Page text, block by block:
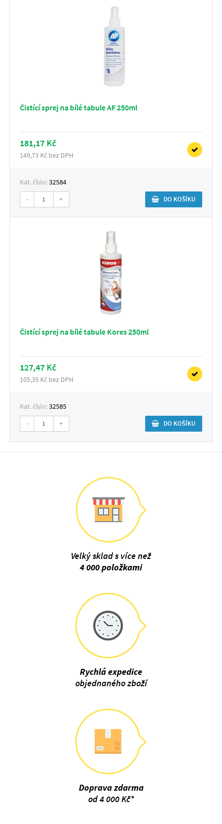
Čistící sprej na bílé tabule AF 250ml
181,17 Kč
149,73 Kč bez DPH
Kat. číslo:32584
- + DO KOŠÍKU
Čistící sprej na bílé tabule Kores 250ml
127,47 Kč
105,35 Kč bez DPH
Kat. číslo:32585
- + DO KOŠÍKU
Velký sklad s více než
4 000 položkami
Rychlá expedice
objednaného zboží
Doprava zdarma
od 4 000 Kč*